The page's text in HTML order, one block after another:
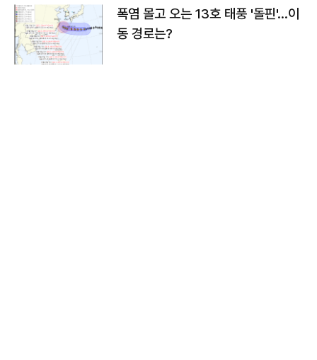
폭염 몰고 오는 13호 태풍 '돌핀'…이
동 경로는?